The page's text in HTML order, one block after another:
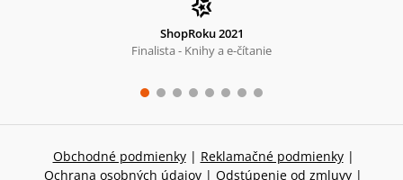
ShopRoku 2021
Finalista - Knihy a e-čítanie
Obchodné podmienky | Reklamačné podmienky |
Ochrana osobných údajov | Odstúpenie od zmluvy |